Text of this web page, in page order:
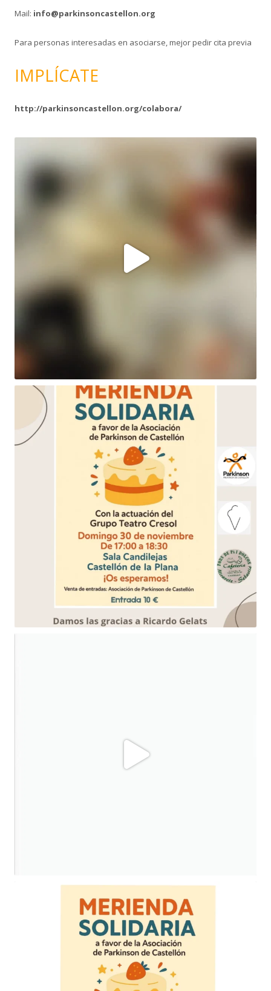
Mail: info@parkinsoncastellon.org
Para personas interesadas en asociarse, mejor pedir cita previa
IMPLÍCATE
http://parkinsoncastellon.org/colabora/